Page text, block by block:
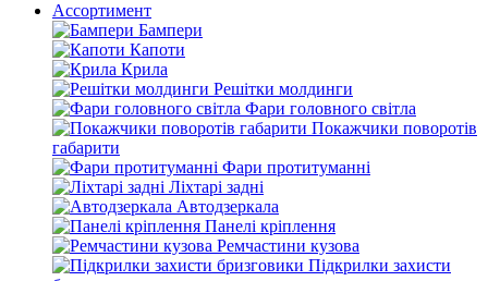
Ассортимент
Бампери
Капоти
Крила
Решітки молдинги
Фари головного світла
Покажчики поворотів
габарити
Фари протитуманні
Ліхтарі задні
Автодзеркала
Панелі кріплення
Ремчастини кузова
Підкрилки захисти